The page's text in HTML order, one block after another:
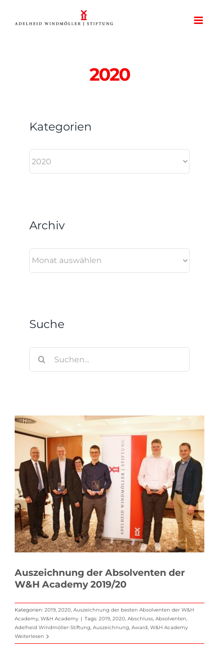
2020
Kategorien
Archiv
Suche
nach:
Auszeichnung der Absolventen der
W&H Academy 2019/20
Kategorien: 2019, 2020, Auszeichnung der besten Absolventen der W&H
Academy, W&H Academy | Tags: 2019, 2020, Abschluss, Absolventen,
Adelheid Windmöller-Stiftung, Auszeichnung, Award, W&H Academy
Weiterlesen